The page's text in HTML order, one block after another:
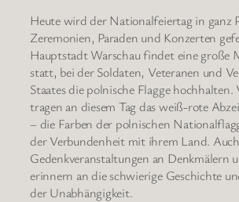
Heute wird der Nationalfeiertag in ganz
Zeremonien, Paraden und Konzerten
Hauptstadt Warschau findet eine große
statt, bei der Soldaten, Veteranen und
Staates die polnische Flagge hochhalten.
tragen an diesem Tag das weiß-rote
– die Farben der polnischen
der Verbundenheit mit ihrem Land. Auch
Gedenkveranstaltungen an Denkmälern
erinnern an die schwierige Geschichte
der Unabhängigkeit.